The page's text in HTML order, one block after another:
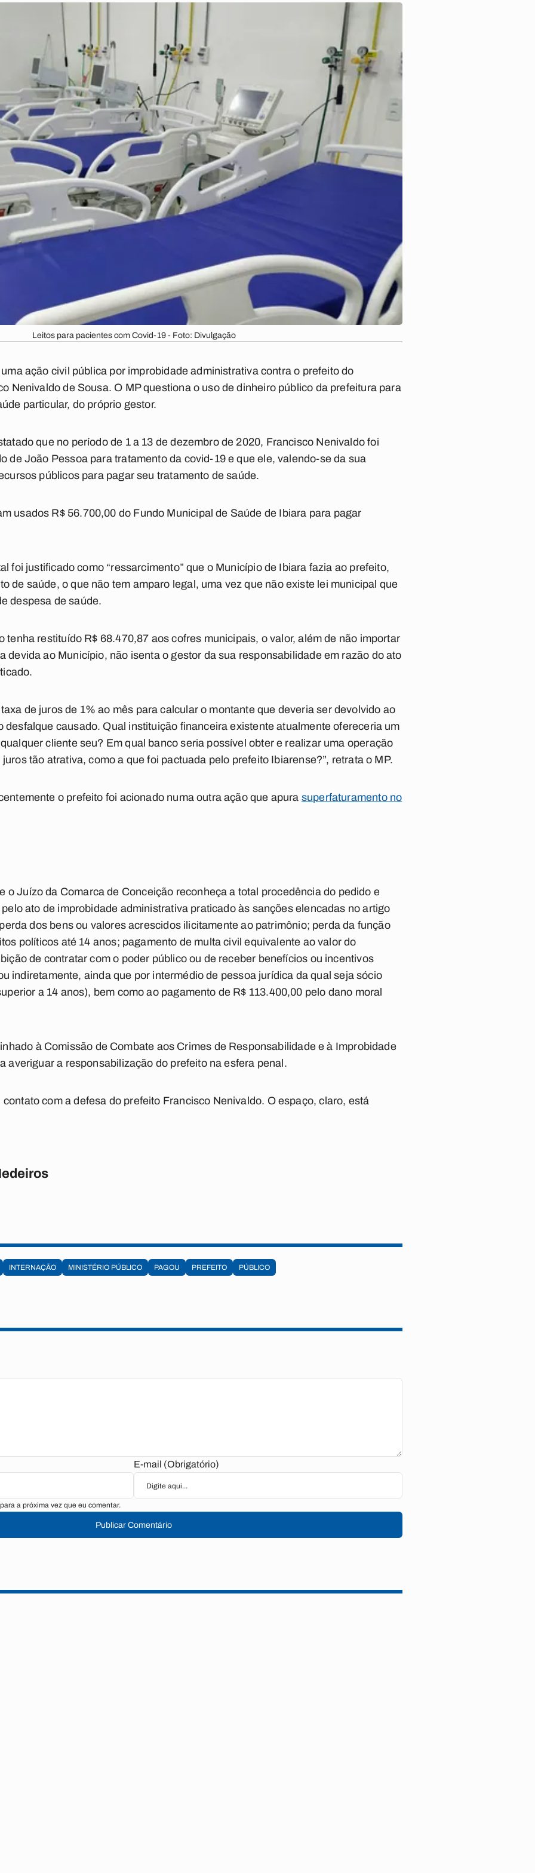
Leitos para pacientes com Covid-19 - Foto: Divulgação
ação civil pública por improbidade administrativa contra o prefeito do
Nenivaldo de Sousa. O MP questiona o uso de dinheiro público da prefeitura para
particular, do próprio gestor.
que no período de 1 a 13 de dezembro de 2020, Francisco Nenivaldo foi
de João Pessoa para tratamento da covid-19 e que ele, valendo-se da sua
públicos para pagar seu tratamento de saúde.
usados R$ 56.700,00 do Fundo Municipal de Saúde de Ibiara para pagar
foi justificado como “ressarcimento” que o Município de Ibiara fazia ao prefeito,
de saúde, o que não tem amparo legal, uma vez que não existe lei municipal que
despesa de saúde.
tenha restituído R$ 68.470,87 aos cofres municipais, o valor, além de não importar
devida ao Município, não isenta o gestor da sua responsabilidade em razão do ato
de juros de 1% ao mês para calcular o montante que deveria ser devolvido ao
desfalque causado. Qual instituição financeira existente atualmente ofereceria um
cliente seu? Em qual banco seria possível obter e realizar uma operação
tão atrativa, como a que foi pactuada pelo prefeito Ibiarense?”, retrata o MP.
o prefeito foi acionado numa outra ação que apura superfaturamento no
o Juízo da Comarca de Conceição reconheça a total procedência do pedido e
ato de improbidade administrativa praticado às sanções elencadas no artigo
dos bens ou valores acrescidos ilicitamente ao patrimônio; perda da função
políticos até 14 anos; pagamento de multa civil equivalente ao valor do
de contratar com o poder público ou de receber benefícios ou incentivos
indiretamente, ainda que por intermédio de pessoa jurídica da qual seja sócio
a 14 anos), bem como ao pagamento de R$ 113.400,00 pelo dano moral
à Comissão de Combate aos Crimes de Responsabilidade e à Improbidade
averiguar a responsabilização do prefeito na esfera penal.
com a defesa do prefeito Francisco Nenivaldo. O espaço, claro, está
INTERNAÇÃO MINISTÉRIO PÚBLICO PAGOU PREFEITO PÚBLICO
E-mail (Obrigatório)
a próxima vez que eu comentar.
Publicar Comentário